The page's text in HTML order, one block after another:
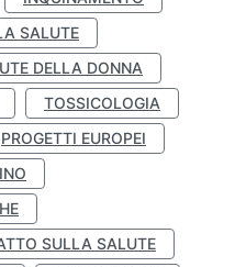
SALUTE
DELLA DONNA
TOSSICOLOGIA
PROGETTI EUROPEI
SULLA SALUTE